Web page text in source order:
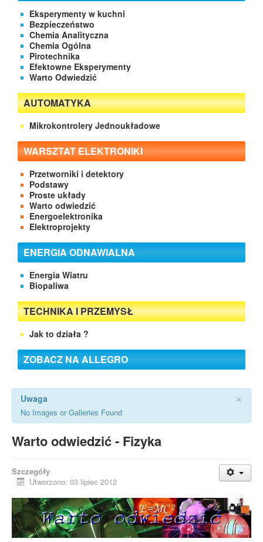
Eksperymenty w kuchni
Bezpieczeństwo
Chemia Analityczna
Chemia Ogólna
Pirotechnika
Efektowne Eksperymenty
Warto Odwiedzić
AUTOMATYKA
Mikrokontrolery Jednoukładowe
WARSZTAT ELEKTRONIKI
Przetworniki i detektory
Podstawy
Proste układy
Warto odwiedzić
Energoelektronika
Elektroprojekty
ENERGIA ODNAWIALNA
Energia Wiatru
Biopaliwa
TECHNIKA I PRZEMYSŁ
Jak to działa ?
ZOBACZ NA ALLEGRO
×
Uwaga
No Images or Galleries Found
Warto odwiedzić - Fizyka
Szczegóły
Utworzono: 03 lipiec 2012